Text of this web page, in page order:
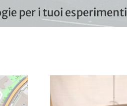
per i tuoi esperimenti